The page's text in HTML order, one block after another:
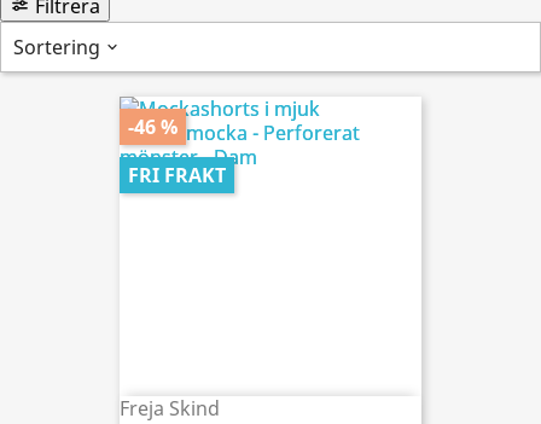
Filtrera
Sortering
Freja Skind
-46 %
FRI FRAKT